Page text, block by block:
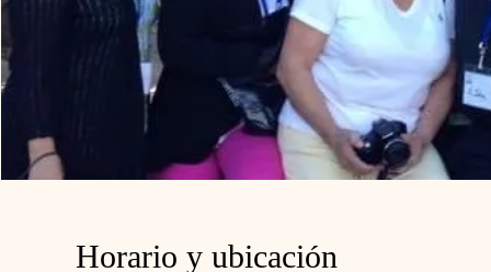
Horario y ubicación